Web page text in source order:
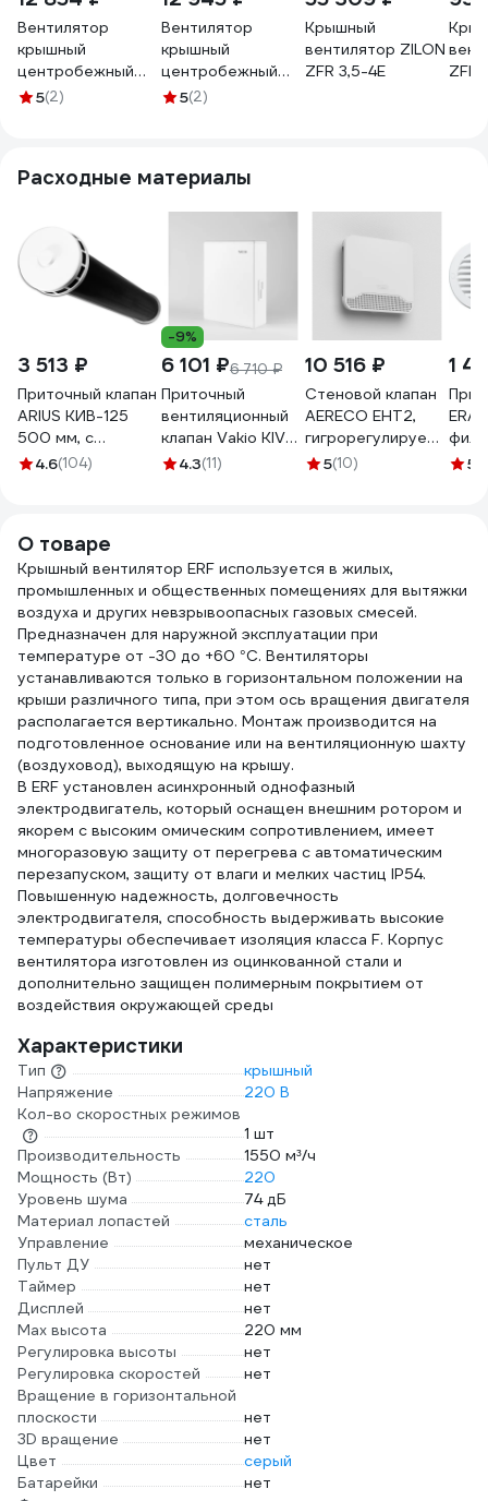
Вентилятор
крышный
центробежный
ERA PRO ERF 225
5(2)
Вентилятор
крышный
центробежный
ERA PRO ERF 250
5(2)
Крышный
вентилятор ZILON
ZFR 3,5-4E
ZFR
Расходные материалы
3 513 ₽
Приточный клапан
ARIUS КИВ-125
500 мм, с
теплошумоизоляцией
решеткой
24002КИВ
4.6(104)
-9%
6 101 ₽6 710 ₽
Приточный
вентиляционный
клапан Vakio KIV
Comfort белый
4.3(11)
10 516 ₽
Стеновой клапан
AERECO EHT2,
гигрорегулируемый,
цвет белый
5(10)
1
ERA
ркн
5
О товаре
Крышный вентилятор ERF используется в жилых,
промышленных и общественных помещениях для вытяжки
воздуха и других невзрывоопасных газовых смесей.
Предназначен для наружной эксплуатации при
температуре от -30 до +60 °C. Вентиляторы
устанавливаются только в горизонтальном положении на
крыши различного типа, при этом ось вращения двигателя
располагается вертикально. Монтаж производится на
подготовленное основание или на вентиляционную шахту
(воздуховод), выходящую на крышу.
В ERF установлен асинхронный однофазный
электродвигатель, который оснащен внешним ротором и
якорем с высоким омическим сопротивлением, имеет
многоразовую защиту от перегрева с автоматическим
перезапуском, защиту от влаги и мелких частиц IP54.
Повышенную надежность, долговечность
электродвигателя, способность выдерживать высокие
температуры обеспечивает изоляция класса F. Корпус
вентилятора изготовлен из оцинкованной стали и
дополнительно защищен полимерным покрытием от
воздействия окружающей среды
Характеристики
Тип
крышный
Напряжение
220 В
Кол-во скоростных режимов
1 шт
Производительность
1550 м³/ч
Мощность (Вт)
220
Уровень шума
74 дБ
Материал лопастей
сталь
Управление
механическое
Пульт ДУ
нет
Таймер
нет
Дисплей
нет
Max высота
220 мм
Регулировка высоты
нет
Регулировка скоростей
нет
Вращение в горизонтальной
плоскости
нет
3D вращение
нет
Цвет
серый
Батарейки
нет